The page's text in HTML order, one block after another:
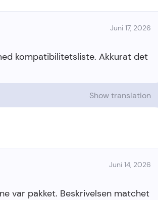
Juni 17, 2026
kompatibilitetsliste. Akkurat det
Show translation
Juni 14, 2026
var pakket. Beskrivelsen matchet